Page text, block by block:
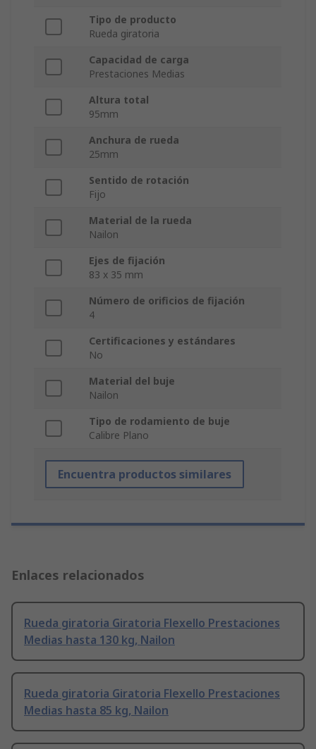
Tipo de producto
Rueda giratoria
Capacidad de carga
Prestaciones Medias
Altura total
95mm
Anchura de rueda
25mm
Sentido de rotación
Fijo
Material de la rueda
Nailon
Ejes de fijación
83 x 35 mm
Número de orificios de fijación
4
Certificaciones y estándares
No
Material del buje
Nailon
Tipo de rodamiento de buje
Calibre Plano
Encuentra productos similares
Enlaces relacionados
Rueda giratoria Giratoria Flexello Prestaciones
Medias hasta 130 kg, Nailon
Rueda giratoria Giratoria Flexello Prestaciones
Medias hasta 85 kg, Nailon